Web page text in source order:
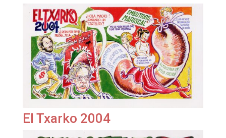
El Txarko 2004